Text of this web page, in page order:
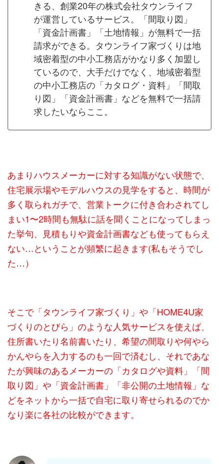
きる、創業20年の株式会社タウンライフ
が運営しているサービス。「間取り図」
「資金計画書」「土地情報」が無料で一括
請求ができる。タウンライフ家づくりは地
域密着型の中小工務店がかなり多く加盟し
ているので、大手だけでなく、地域密着型
の中小工務店の「カタログ・資料」「間取
り図」「資金計画書」などを無料で一括請
求したいならここ。
あまりハウスメーカーに対する知識がない状態で、
住宅展示場やモデルハウスの見学をすると、時間が
多く取られガチで、営業トークに付き合わされてし
まい1〜2時間も無駄に話を聞くことになってしまっ
た挙句、見積もりや資金計画書なども使ってもらえ
ない…ということが頻繁に起きます(私もそうでし
た…）
そこで「タウンライフ家づくり」や「HOME4U家
づくりのとびら」のような人気サービスを使えば、
住所書いたり名前書いたり、希望の間取りや何やら
かんやらを入力するのも一回で済むし、それであな
たが興味のあるメーカーの「カタログや資料」「間
取り図」や「資金計画書」「非公開の土地情報」な
どをネットから一括で自宅に取り寄せられるのでか
なり楽に各社の比較ができます。